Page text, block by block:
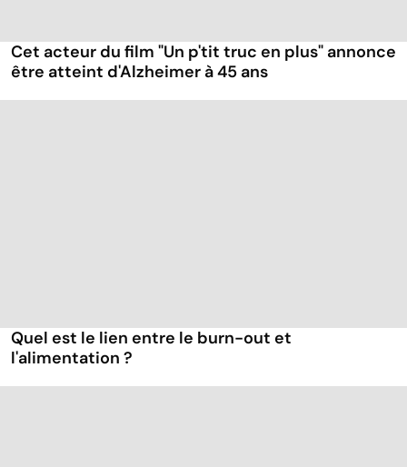
Cet acteur du film "Un p'tit truc en plus" annonce
être atteint d'Alzheimer à 45 ans
Quel est le lien entre le burn-out et
l'alimentation ?